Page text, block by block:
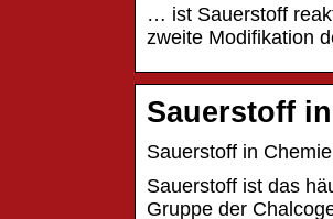
… ist Sauerstoff
zweite Modifikation
Sauerstoff
Sauerstoff in
Sauerstoff ist das
Gruppe der